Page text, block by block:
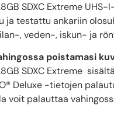
SDXC Extreme
ja testattu ankariin
, veden-, iskun- ja
poistamasi
SDXC Extreme
Deluxe -tietojen
voit palauttaa